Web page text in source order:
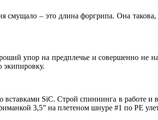
смущало – это длина форгрипа. Она
упор на предплечье и совершенно
экипировку.
вставками SiC. Строй спиннинга в работе
3,5” на плетеном шнуре #1 по PE